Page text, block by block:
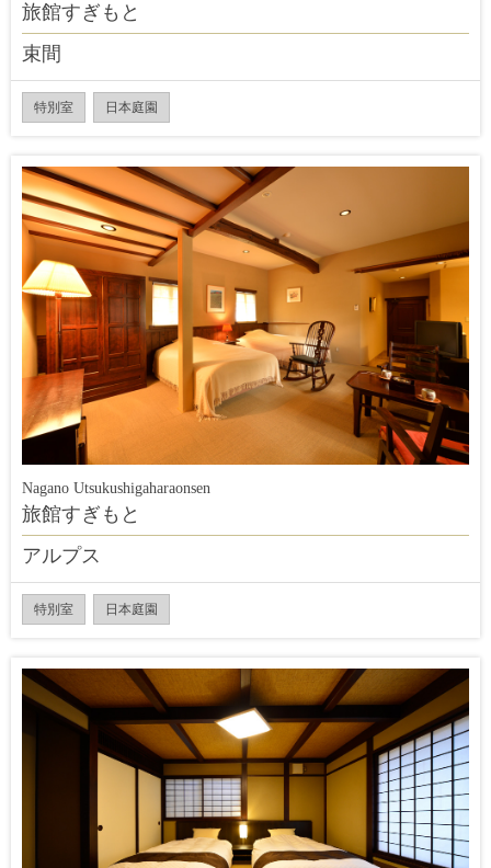
旅館すぎもと
束間
特別室 日本庭園
Nagano Utsukushigaharaonsen
旅館すぎもと
アルプス
特別室 日本庭園